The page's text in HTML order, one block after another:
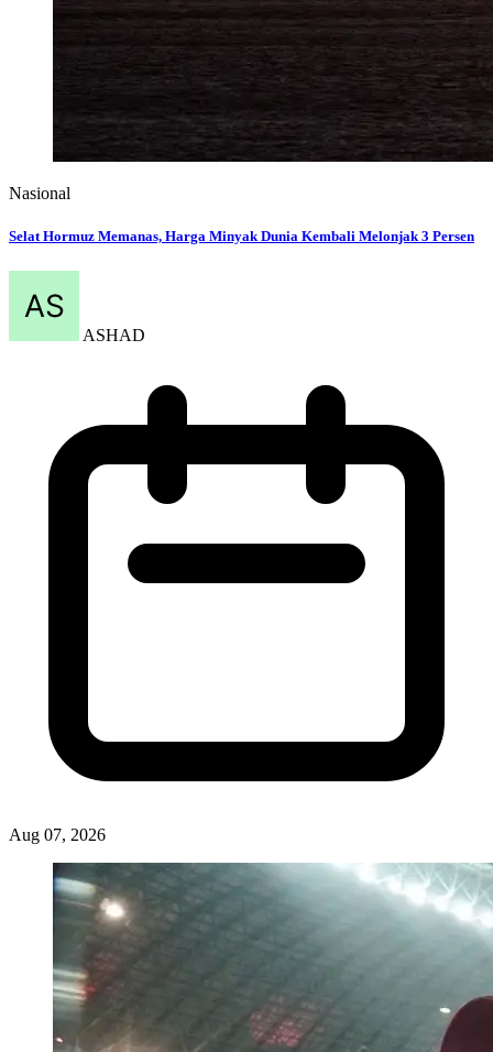
Nasional
Selat Hormuz Memanas, Harga Minyak Dunia Kembali Melonjak 3 Persen
ASHAD
Aug 07, 2026